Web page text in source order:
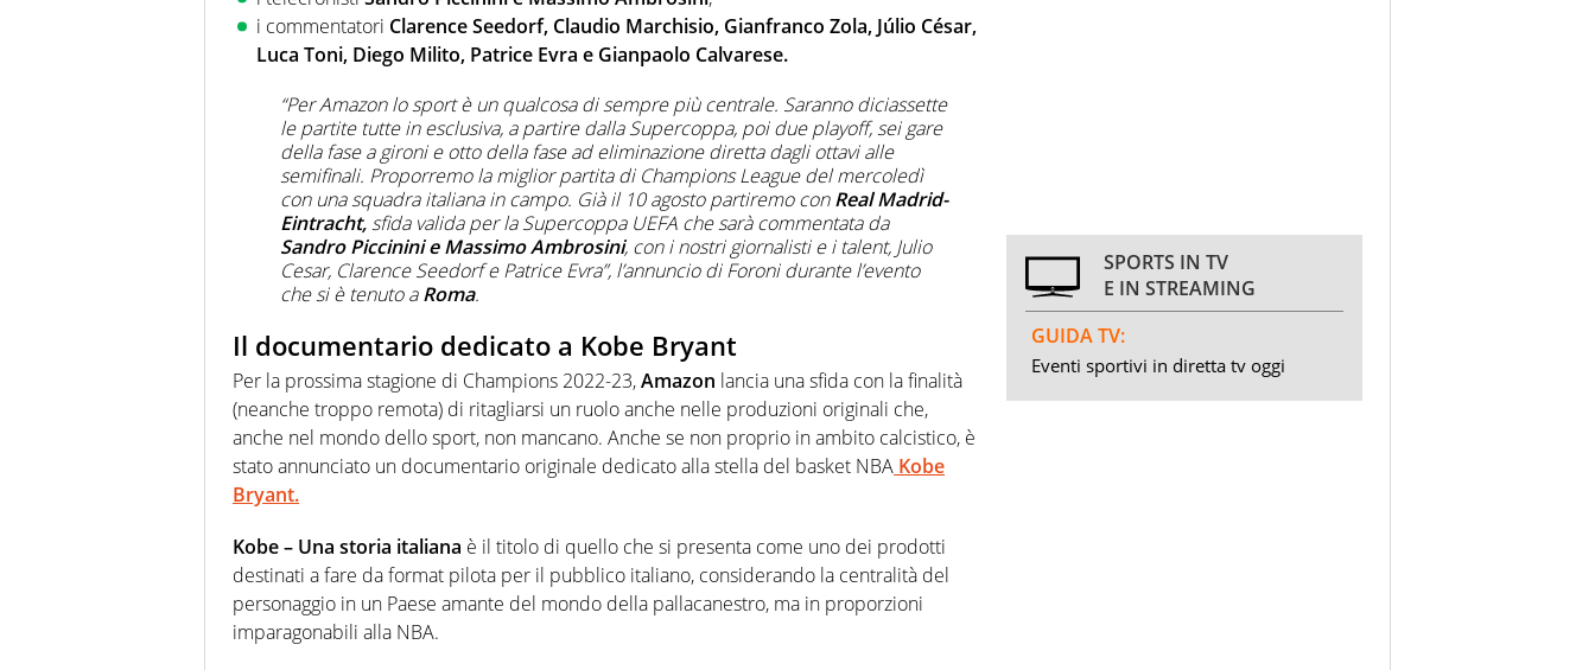
i commentatori Clarence Seedorf, Claudio Marchisio, Gianfranco Zola, Júlio César,
Luca Toni, Diego Milito, Patrice Evra e Gianpaolo Calvarese.
“Per Amazon lo sport è un qualcosa di sempre più centrale. Saranno diciassette
le partite tutte in esclusiva, a partire dalla Supercoppa, poi due playoff, sei gare
della fase a gironi e otto della fase ad eliminazione diretta dagli ottavi alle
semifinali. Proporremo la miglior partita di Champions League del mercoledì
con una squadra italiana in campo. Già il 10 agosto partiremo conReal Madrid-
Eintracht,sfida valida per la Supercoppa UEFA che sarà commentata da
Sandro Piccinini e Massimo Ambrosini, con i nostri giornalisti e i talent, Julio
Cesar, Clarence Seedorf e Patrice Evra”, l’annuncio di Foroni durante l’evento
che si è tenuto aRoma.
Il documentario dedicato a Kobe Bryant
Per la prossima stagione di Champions 2022-23,Amazon lancia una sfida con la finalità
(neanche troppo remota) di ritagliarsi un ruolo anche nelle produzioni originali che,
anche nel mondo dello sport, non mancano. Anche se non proprio in ambito calcistico, è
stato annunciato un documentario originale dedicato alla stella del basket NBA Kobe
Bryant.
Kobe – Una storia italiana è il titolo di quello che si presenta come uno dei prodotti
destinati a fare da format pilota per il pubblico italiano, considerando la centralità del
personaggio in un Paese amante del mondo della pallacanestro, ma in proporzioni
imparagonabili alla NBA.
SPORTS IN TV
E IN STREAMING
GUIDA TV:
Eventi sportivi in diretta tv oggi